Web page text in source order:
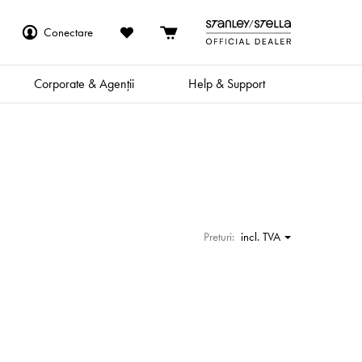
Conectare
Corporate & Agenții Help & Support
Preturi: incl. TVA